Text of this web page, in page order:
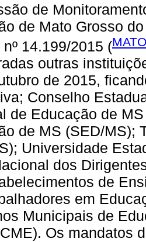
de
de Mato Grosso
14.199/2015 (
outras
de 2015,
Conselho
de Educação de
de MS (SED/MS);
Universidade
dos
de
em
Municipais de
Os mandatos